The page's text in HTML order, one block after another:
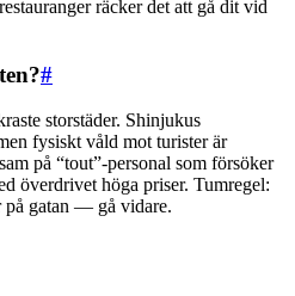
räcker det att gå dit vid
#
storstäder. Shinjukus
fysiskt våld mot turister är
på “tout”-personal som försöker
överdrivet höga priser. Tumregel:
på gatan — gå vidare.